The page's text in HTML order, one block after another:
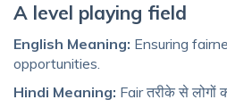
A level playing field
English Meaning: Ensuring
opportunities.
Hindi Meaning: Fair तरीके से लोगों